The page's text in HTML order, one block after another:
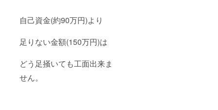
自己資金(約90万円)より
足りない金額(150万円)は
どう足掻いても工面出来ま
せん。